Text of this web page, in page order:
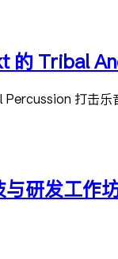
的 Tribal
打击
研发工